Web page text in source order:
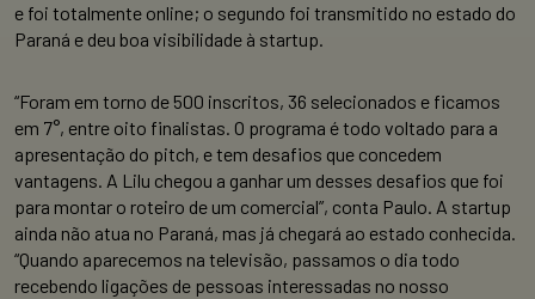
e foi totalmente online; o segundo foi transmitido no estado do
Paraná e deu boa visibilidade à startup.
“Foram em torno de 500 inscritos, 36 selecionados e ficamos
em 7°, entre oito finalistas. O programa é todo voltado para a
apresentação do pitch, e tem desafios que concedem
vantagens. A Lilu chegou a ganhar um desses desafios que foi
para montar o roteiro de um comercial”, conta Paulo. A startup
ainda não atua no Paraná, mas já chegará ao estado conhecida.
“Quando aparecemos na televisão, passamos o dia todo
recebendo ligações de pessoas interessadas no nosso